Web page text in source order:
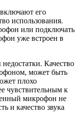
его
использования.
или подключать
уже встроен в
Качество
может быть
плохо
чувствительным к
микрофон не
и качество звука